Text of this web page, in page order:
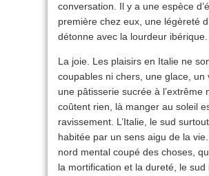
conversation. Il y a une espèce
première chez eux, une légèreté
détonne avec la lourdeur ibérique.
La joie. Les plaisirs en Italie ne
coupables ni chers, une glace, un
une pâtisserie sucrée à l’extrême
coûtent rien, là manger au soleil
ravissement. L’Italie, le sud
habitée par un sens aigu de la
nord mental coupé des choses,
la mortification et la dureté, le sud